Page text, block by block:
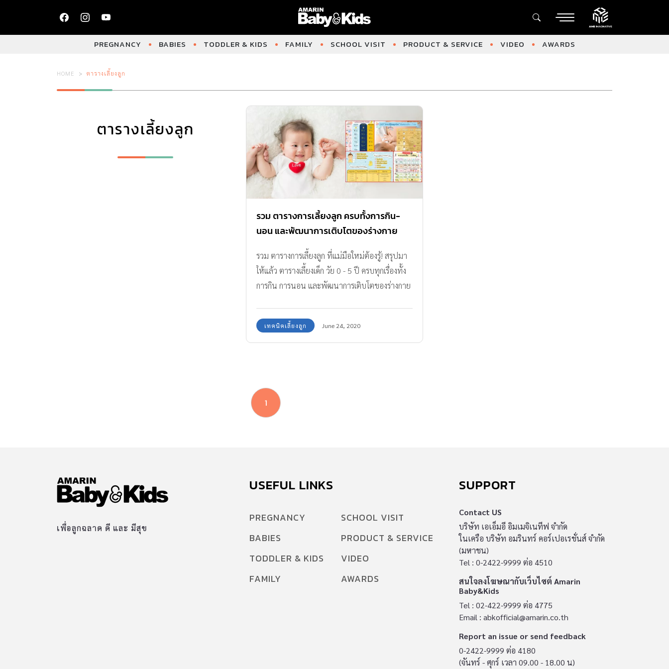
PREGNANCY BABIES TODDLER & KIDS FAMILY SCHOOL VISIT PRODUCT & SERVICE VIDEO AWARDS
HOME ตารางเลี้ยงลูก
ตารางเลี้ยงลูก
รวม ตารางการเลี้ยงลูก ครบทั้งการกิน-
นอน และพัฒนาการเติบโตของร่างกาย
รวม ตารางการเลี้ยงลูก ที่แม่มือใหม่ต้องรู้! สรุปมา
ให้แล้ว ตารางเลี้ยงเด็ก วัย 0 - 5 ปี ครบทุกเรื่องทั้ง
การกิน การนอน และพัฒนาการเติบโตของร่างกาย
เทคนิคเลี้ยงลูก June 24, 2020
1
เพื่อลูกฉลาด ดี และ มีสุข
USEFUL LINKS
PREGNANCY
BABIES
TODDLER & KIDS
FAMILY
SCHOOL VISIT
PRODUCT & SERVICE
VIDEO
AWARDS
SUPPORT
Contact US
บริษัท เอเอ็มอี อิมเมจิเนทีฟ จำกัด
ในเครือ บริษัท อมรินทร์ คอร์เปอเรชั่นส์ จำกัด
(มหาชน)
Tel : 0-2422-9999 ต่อ 4510
สนใจลงโฆษณากับเว็บไซต์ Amarin
Baby&Kids
Tel : 02-422-9999 ต่อ 4775
Email : abkofficial@amarin.co.th
Report an issue or send feedback
0-2422-9999 ต่อ 4180
(จันทร์ - ศุกร์ เวลา 09.00 - 18.00 น)